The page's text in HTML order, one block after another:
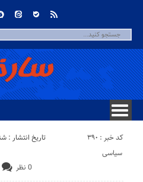
کد خبر : 390 تاریخ انتشار : شنبه ۱۵ دی
0 نظر
سیاسی